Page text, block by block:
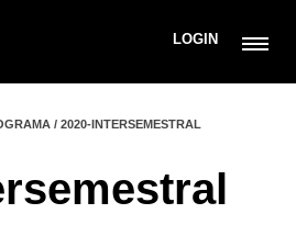
LOGIN
/ 2020-INTERSEMESTRAL